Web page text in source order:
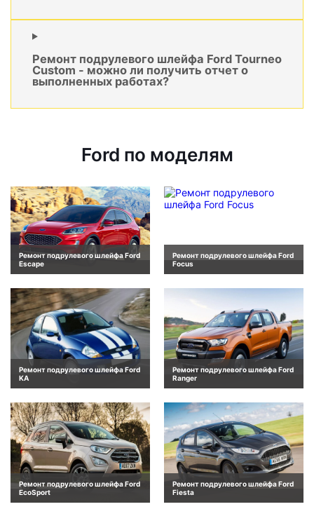
Ремонт подрулевого шлейфа Ford Tourneo
Custom - можно ли получить отчет о
выполненных работах?
Ford по моделям
Ремонт подрулевого шлейфа Ford
Escape
Ремонт подрулевого шлейфа Ford
Focus
Ремонт подрулевого шлейфа Ford
KA
Ремонт подрулевого шлейфа Ford
Ranger
Ремонт подрулевого шлейфа Ford
EcoSport
Ремонт подрулевого шлейфа Ford
Fiesta